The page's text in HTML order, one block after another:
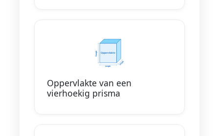
Oppervlakte van een
vierhoekig prisma